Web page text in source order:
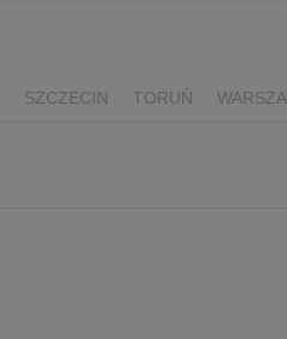
SZCZECIN TORUŃ